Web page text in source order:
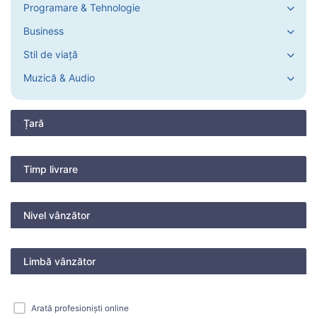
Programare & Tehnologie
Business
Stil de viață
Muzică & Audio
Țară
Timp livrare
Nivel vânzător
Limbă vânzător
Arată profesioniști online